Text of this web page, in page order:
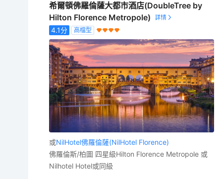
希爾頓佛羅倫薩大都市酒店(DoubleTree by
Hilton Florence Metropole)
4.1分 高檔型
或NilHotel佛羅倫薩(NilHotel Florence)
佛羅倫斯/柏圖 四星級Hilton Florence Metropole 或
Nilhotel Hotel或同級